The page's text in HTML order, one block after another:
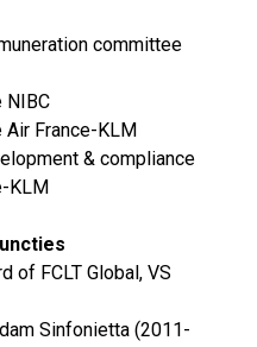
committee
NIBC
France-KLM
& compliance
KLM
of FCLT Global, VS
Sinfonietta (2011-